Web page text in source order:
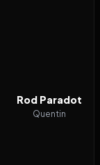
Rod Paradot
Quentin